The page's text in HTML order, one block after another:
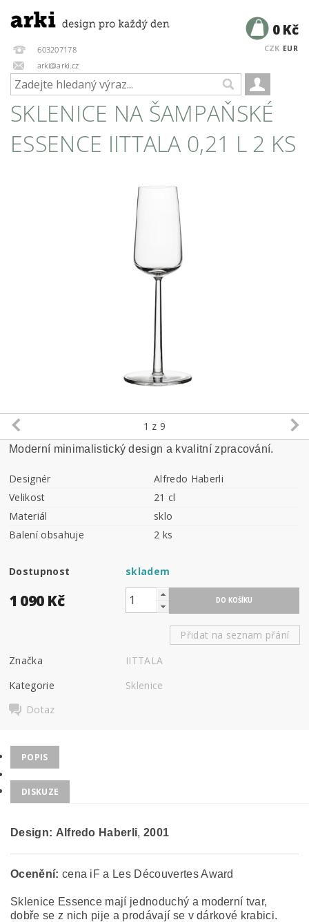
603207178
arki@arki.cz
CZK EUR
0 Kč
SKLENICE NA ŠAMPAŇSKÉ
ESSENCE IITTALA 0,21 L 2 KS
1 z 9
Moderní minimalistický design a kvalitní zpracování.
Designér
Alfredo Haberli
Velikost
21 cl
Materiál
sklo
Balení obsahuje
2 ks
Dostupnost skladem
1 090 Kč
Přidat na seznam přání
Značka
IITTALA
Kategorie
Sklenice
Dotaz
POPIS
DISKUZE
Design: Alfredo Haberli, 2001
Ocenění: cena iF a Les Découvertes Award
Sklenice Essence mají jednoduchý a moderní tvar,
dobře se z nich pije a prodávají se v dárkové krabici.